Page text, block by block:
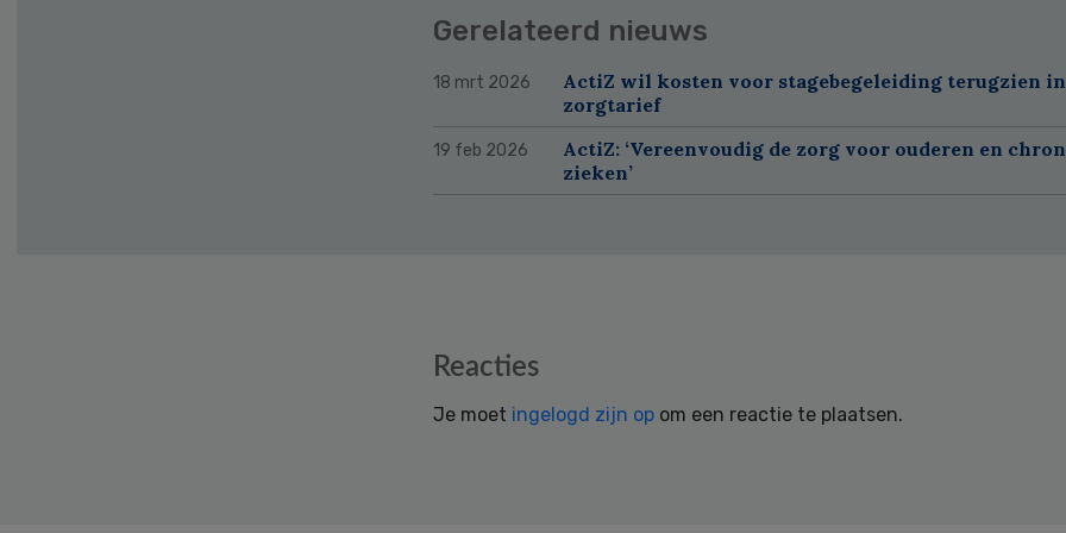
Gerelateerd nieuws
18 mrt 2026
ActiZ wil kosten voor stagebegeleiding terugzien in
zorgtarief
19 feb 2026
ActiZ: ‘Vereenvoudig de zorg voor ouderen en
zieken’
Reacties
Je moet ingelogd zijn op om een reactie te plaatsen.